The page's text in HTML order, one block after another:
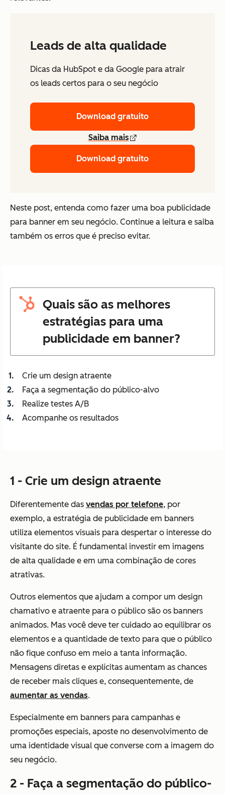
Leads de alta qualidade
Dicas da HubSpot e da Google para atrair
os leads certos para o seu negócio
Download gratuito
Saiba mais
Download gratuito
Neste post, entenda como fazer uma boa publicidade
para banner em seu negócio. Continue a leitura e saiba
também os erros que é preciso evitar.
Quais são as melhores
estratégias para uma
publicidade em banner?
Crie um design atraente
Faça a segmentação do público-alvo
Realize testes A/B
Acompanhe os resultados
1 - Crie um design atraente
Diferentemente das vendas por telefone, por
exemplo, a estratégia de publicidade em banners
utiliza elementos visuais para despertar o interesse do
visitante do site. É fundamental investir em imagens
de alta qualidade e em uma combinação de cores
atrativas.
Outros elementos que ajudam a compor um design
chamativo e atraente para o público são os banners
animados. Mas você deve ter cuidado ao equilibrar os
elementos e a quantidade de texto para que o público
não fique confuso em meio a tanta informação.
Mensagens diretas e explícitas aumentam as chances
de receber mais cliques e, consequentemente, de
aumentar as vendas.
Especialmente em banners para campanhas e
promoções especiais, aposte no desenvolvimento de
uma identidade visual que converse com a imagem do
seu negócio.
2 - Faça a segmentação do público-